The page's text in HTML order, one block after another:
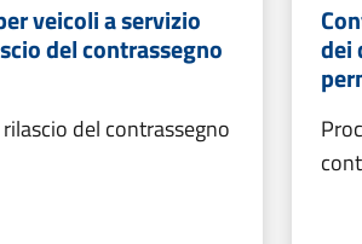
veicoli a servizio
del contrassegno
del contrassegno
dei